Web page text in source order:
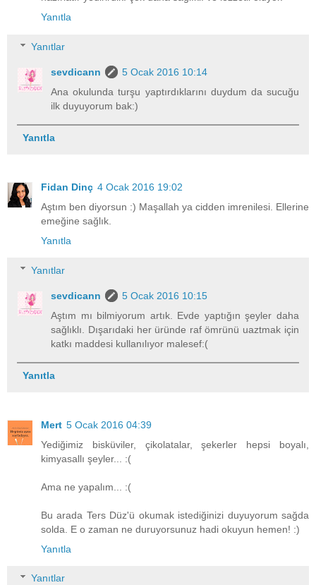
Yanıtla
Yanıtlar
sevdicann
5 Ocak 2016 10:14
Ana okulunda turşu yaptırdıklarını duydum da sucuğu
ilk duyuyorum bak:)
Yanıtla
Fidan Dinç 4 Ocak 2016 19:02
Aştım ben diyorsun :) Maşallah ya cidden imrenilesi. Ellerine
emeğine sağlık.
Yanıtla
Yanıtlar
sevdicann
5 Ocak 2016 10:15
Aştım mı bilmiyorum artık. Evde yaptığın şeyler daha
sağlıklı. Dışarıdaki her üründe raf ömrünü uaztmak için
katkı maddesi kullanılıyor malesef:(
Yanıtla
Mert 5 Ocak 2016 04:39
Yediğimiz bisküviler, çikolatalar, şekerler hepsi boyalı,
kimyasallı şeyler... :(
Ama ne yapalım... :(
Bu arada Ters Düz'ü okumak istediğinizi duyuyorum sağda
solda. E o zaman ne duruyorsunuz hadi okuyun hemen! :)
Yanıtla
Yanıtlar